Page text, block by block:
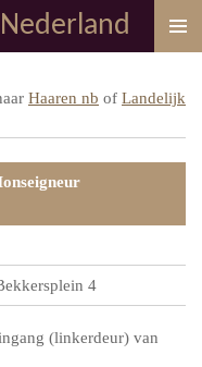
Haaren nb of Landelijk
4
(linkerdeur) van